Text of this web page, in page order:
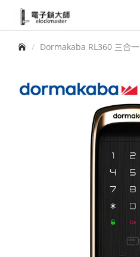
elockmaster
首頁 Dormakaba RL360 三合一輔助鎖